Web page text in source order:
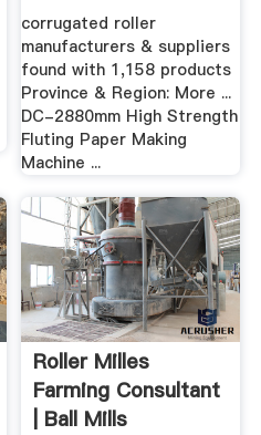
corrugated roller
manufacturers & suppliers
found with 1,158 products
Province & Region: More ...
DC-2880mm High Strength
Fluting Paper Making
Machine ...
Roller Milles
Farming Consultant
| Ball Mills